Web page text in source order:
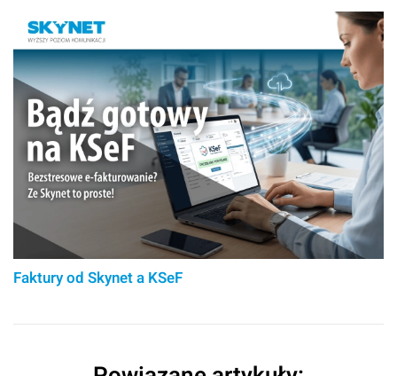
Faktury od Skynet a KSeF